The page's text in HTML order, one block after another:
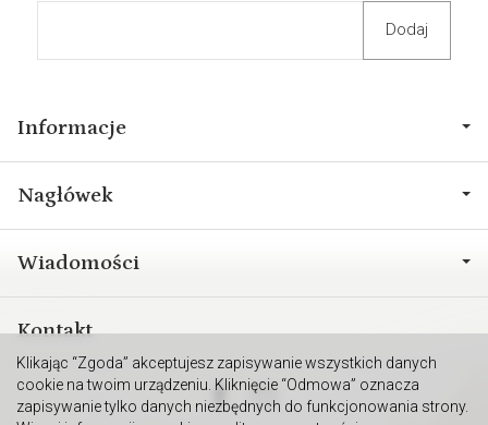
Informacje
Nagłówek
Wiadomości
Kontakt
Klikając “Zgoda” akceptujesz zapisywanie wszystkich danych
cookie na twoim urządzeniu. Kliknięcie “Odmowa” oznacza
zapisywanie tylko danych niezbędnych do funkcjonowania strony.